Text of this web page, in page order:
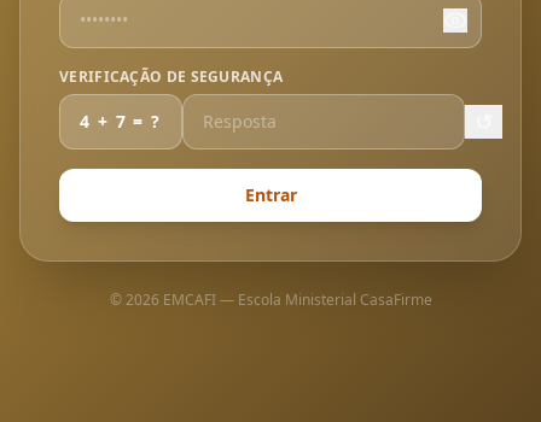
VERIFICAÇÃO DE SEGURANÇA
4 + 7 = ?
Entrar
©2026 EMCAFI — Escola Ministerial CasaFirme